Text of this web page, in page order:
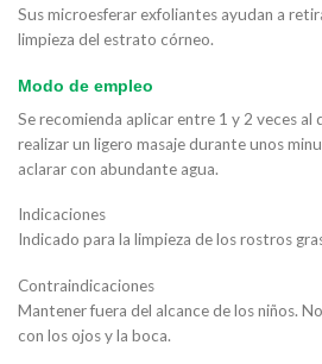
Sus microesferar exfoliantes ayudan a
limpieza del estrato córneo.
Modo de empleo
Se recomienda aplicar entre 1 y 2 veces al
realizar un ligero masaje durante unos
aclarar con abundante agua.
Indicaciones
Indicado para la limpieza de los rostros
Contraindicaciones
Mantener fuera del alcance de los niños.
con los ojos y la boca.